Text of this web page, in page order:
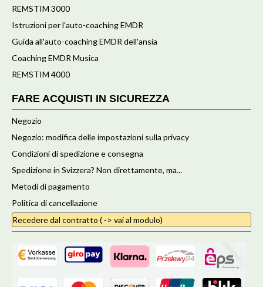
REMSTIM 3000
Istruzioni per l'auto-coaching EMDR
Guida all'auto-coaching EMDR dell'ansia
Coaching EMDR Musica
REMSTIM 4000
FARE ACQUISTI IN SICUREZZA
Negozio
Negozio: modifica delle impostazioni sulla privacy
Condizioni di spedizione e consegna
Spedizione in Svizzera? Non direttamente, ma...
Metodi di pagamento
Politica di cancellazione
Recedere dal contratto ( -> vai al modulo)